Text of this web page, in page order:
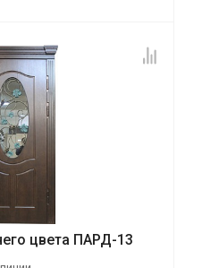
цвета ПАРД-13